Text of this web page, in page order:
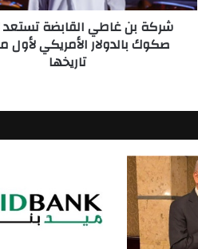
الأمريكي
شركة بن غاطي القابضة تستعد
صكوك بالدولار الأمريكي
تاريخها